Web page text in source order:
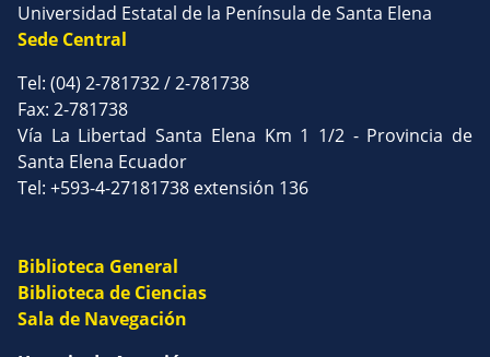
Universidad Estatal de la Península de Santa Elena
Sede Central
Tel: (04) 2-781732 / 2-781738
Fax: 2-781738
Vía La Libertad Santa Elena Km 1 1/2 - Provincia de
Santa Elena Ecuador
Tel: +593-4-27181738 extensión 136
Biblioteca General
Biblioteca de Ciencias
Sala de Navegación